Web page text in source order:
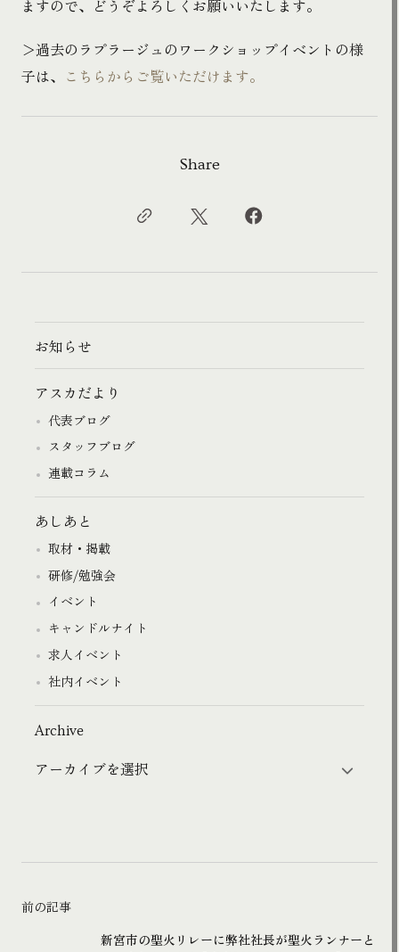
ますので、どうぞよろしくお願いいたします。
＞過去のラプラージュのワークショップイベントの様
子は、 こちらからご覧いただけます。
Share
お知らせ
アスカだより
代表ブログ
スタッフブログ
連載コラム
あしあと
取材・掲載
研修/勉強会
イベント
キャンドルナイト
求人イベント
社内イベント
Archive
前の記事
新宮市の聖火リレーに弊社社長が聖火ランナーと